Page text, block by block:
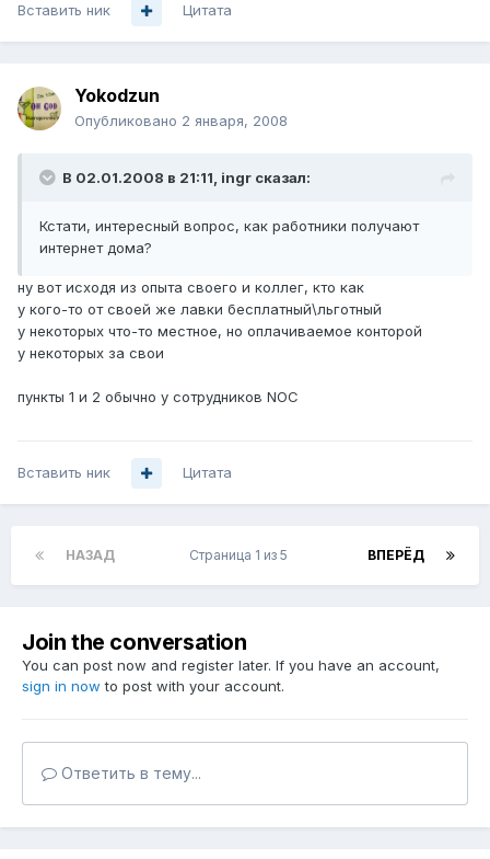
Вставить ник Цитата
Yokodzun
Опубликовано 2 января, 2008
В 02.01.2008 в 21:11, ingr сказал:
Кстати, интересный вопрос, как работники получают
интернет дома?
ну вот исходя из опыта своего и коллег, кто как
у кого-то от своей же лавки бесплатный\льготный
у некоторых что-то местное, но оплачиваемое конторой
у некоторых за свои
пункты 1 и 2 обычно у сотрудников NOC
Вставить ник Цитата
НАЗАД ВПЕРЁД
Страница 1 из 5
Join the conversation
You can post now and register later. If you have an account,
sign in now to post with your account.
Ответить в тему...